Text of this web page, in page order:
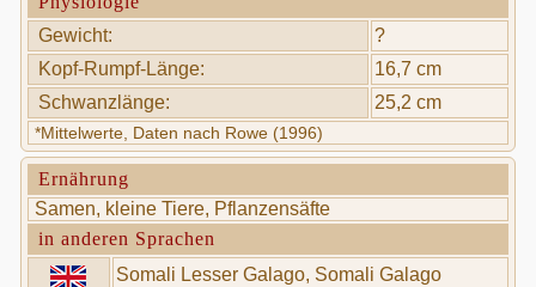
Gewicht:
?
Kopf-Rumpf-Länge:
16,7 cm
Schwanzlänge:
25,2 cm
*Mittelwerte, Daten nach Rowe (1996)
Ernährung
Samen, kleine Tiere, Pflanzensäfte
in anderen Sprachen
Somali Lesser Galago, Somali Galago